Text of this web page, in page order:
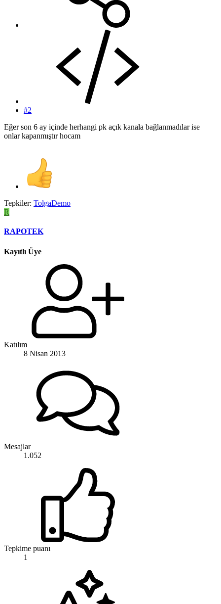
#2
Eğer son 6 ay içinde herhangi pk açık kanala bağlanmadılar ise
onlar kapanmıştır hocam
Tepkiler: TolgaDemo
R
RAPOTEK
Kayıtlı Üye
Katılım
8 Nisan 2013
Mesajlar
1.052
Tepkime puanı
1